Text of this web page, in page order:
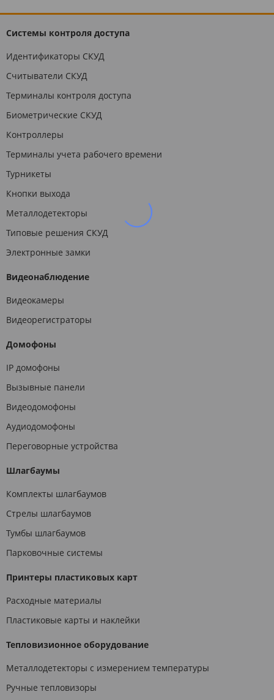
Системы контроля доступа
Идентификаторы СКУД
Считыватели СКУД
Терминалы контроля доступа
Биометрические СКУД
Контроллеры
Терминалы учета рабочего времени
Турникеты
Кнопки выхода
Металлодетекторы
Типовые решения СКУД
Электронные замки
Видеонаблюдение
Видеокамеры
Видеорегистраторы
Домофоны
IP домофоны
Вызывные панели
Видеодомофоны
Аудиодомофоны
Переговорные устройства
Шлагбаумы
Комплекты шлагбаумов
Стрелы шлагбаумов
Тумбы шлагбаумов
Парковочные системы
Принтеры пластиковых карт
Расходные материалы
Пластиковые карты и наклейки
Тепловизионное оборудование
Металлодетекторы с измерением температуры
Ручные тепловизоры